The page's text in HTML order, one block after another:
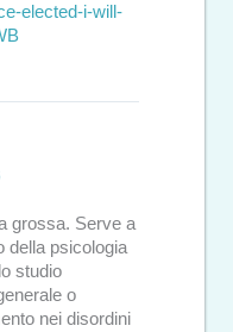
elected-i-will-
grossa. Serve a
della psicologia
studio
o
nei disordini